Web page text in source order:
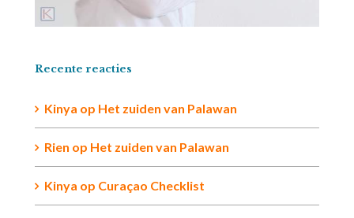
Recente reacties
Kinya op Het zuiden van Palawan
Rien op Het zuiden van Palawan
Kinya op Curaçao Checklist